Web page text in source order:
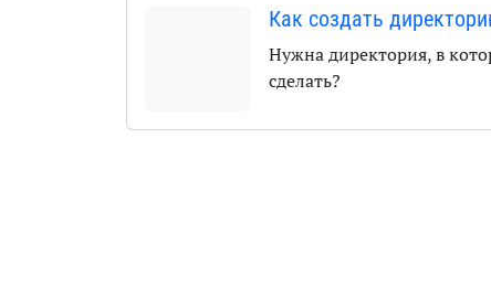
Как создать
Нужна директория, в
сделать?